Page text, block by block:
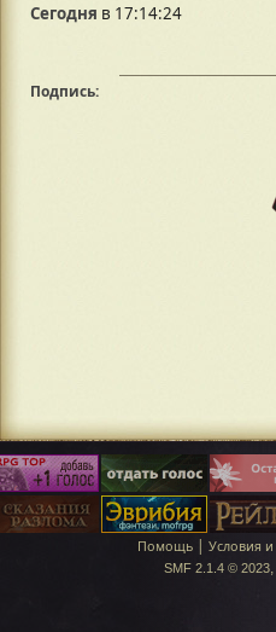
Сегодня в 17:14:24
Подпись:
Помощь | Условия
SMF 2.1.4 © 2023,